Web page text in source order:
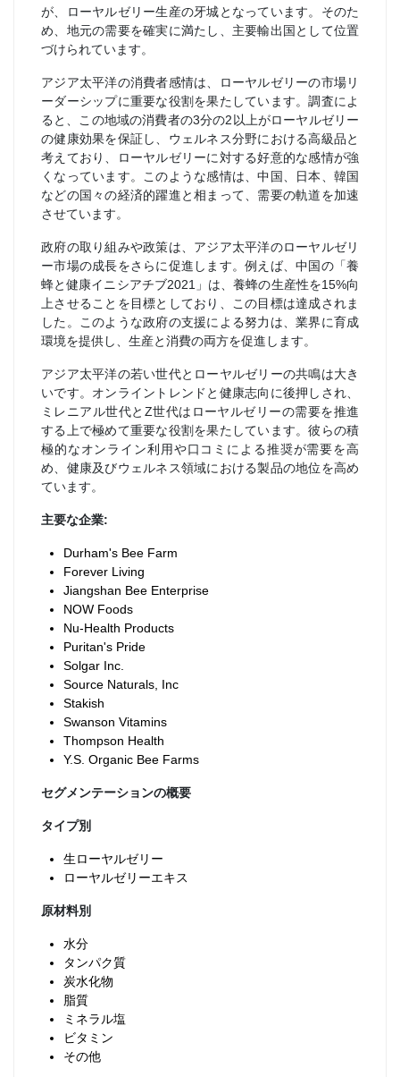
が、ローヤルゼリー生産の牙城となっています。そのた
め、地元の需要を確実に満たし、主要輸出国として位置
づけられています。
アジア太平洋の消費者感情は、ローヤルゼリーの市場リ
ーダーシップに重要な役割を果たしています。調査によ
ると、この地域の消費者の3分の2以上がローヤルゼリー
の健康効果を保証し、ウェルネス分野における高級品と
考えており、ローヤルゼリーに対する好意的な感情が強
くなっています。このような感情は、中国、日本、韓国
などの国々の経済的躍進と相まって、需要の軌道を加速
させています。
政府の取り組みや政策は、アジア太平洋のローヤルゼリ
ー市場の成長をさらに促進します。例えば、中国の「養
蜂と健康イニシアチブ2021」は、養蜂の生産性を15%向
上させることを目標としており、この目標は達成されま
した。このような政府の支援による努力は、業界に育成
環境を提供し、生産と消費の両方を促進します。
アジア太平洋の若い世代とローヤルゼリーの共鳴は大き
いです。オンライントレンドと健康志向に後押しされ、
ミレニアル世代とZ世代はローヤルゼリーの需要を推進
する上で極めて重要な役割を果たしています。彼らの積
極的なオンライン利用や口コミによる推奨が需要を高
め、健康及びウェルネス領域における製品の地位を高め
ています。
主要な企業:
Durham's Bee Farm
Forever Living
Jiangshan Bee Enterprise
NOW Foods
Nu-Health Products
Puritan's Pride
Solgar Inc.
Source Naturals, Inc
Stakish
Swanson Vitamins
Thompson Health
Y.S. Organic Bee Farms
セグメンテーションの概要
タイプ別
生ローヤルゼリー
ローヤルゼリーエキス
原材料別
水分
タンパク質
炭水化物
脂質
ミネラル塩
ビタミン
その他